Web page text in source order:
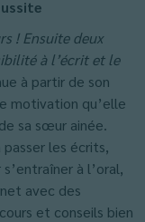
! Ensuite deux
à l’écrit et le
à partir de son
motivation qu’elle
sa sœur ainée.
passer les écrits,
à l’oral,
avec des
et conseils bien